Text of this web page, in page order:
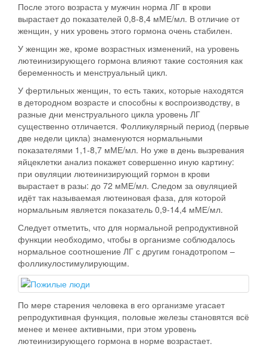
После этого возраста у мужчин норма ЛГ в крови
вырастает до показателей 0,8-8,4 мМЕ/мл. В отличие от
женщин, у них уровень этого гормона очень стабилен.
У женщин же, кроме возрастных изменений, на уровень
лютеинизирующего гормона влияют такие состояния как
беременность и менструальный цикл.
У фертильных женщин, то есть таких, которые находятся
в детородном возрасте и способны к воспроизводству, в
разные дни менструального цикла уровень ЛГ
существенно отличается. Фолликулярный период (первые
две недели цикла) знаменуются нормальными
показателями 1,1-8,7 мМЕ/мл. Но уже в день вызревания
яйцеклетки анализ покажет совершенно иную картину:
при овуляции лютеинизирующий гормон в крови
вырастает в разы: до 72 мМЕ/мл. Следом за овуляцией
идёт так называемая лютеиновая фаза, для которой
нормальным является показатель 0,9-14,4 мМЕ/мл.
Следует отметить, что для нормальной репродуктивной
функции необходимо, чтобы в организме соблюдалось
нормальное соотношение ЛГ с другим гонадотропом –
фолликулостимулирующим.
По мере старения человека в его организме угасает
репродуктивная функция, половые железы становятся всё
менее и менее активными, при этом уровень
лютеинизирующего гормона в норме возрастает.